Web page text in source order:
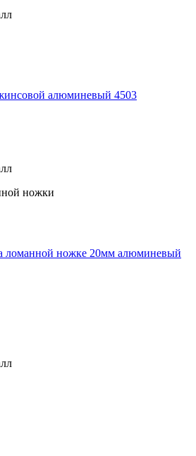
алюминевый 4503
ножки
ломанной ножке 20мм алюминевый